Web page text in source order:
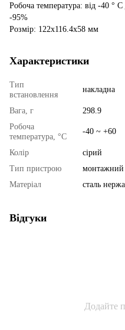
Робоча температура: від -40 °
-95%
Розмір: 122x116.4x58 мм
Характеристики
Тип
встановлення
накладна
Вага, г
298.9
Робоча
температура, °C
-40 ~ +60
Колір
сірий
Тип пристрою
монтажний
Матеріал
сталь
Відгуки
Додайте